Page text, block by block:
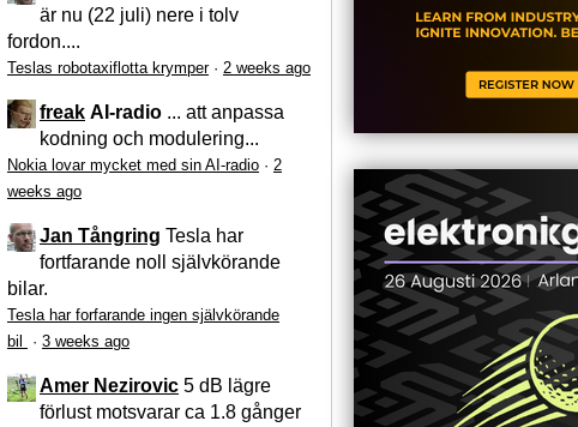
är nu (22 juli) nere i tolv
fordon....
Teslas robotaxiflotta krymper· 2 weeks ago
freak AI-radio ... att anpassa
kodning och modulering...
Nokia lovar mycket med sin AI-radio · 2
weeks ago
Jan Tångring Tesla har
fortfarande noll självkörande
bilar.
Tesla har forfarande ingen självkörande
bil
· 3 weeks ago
Amer Nezirovic 5 dB lägre
förlust motsvarar ca 1.8 gånger